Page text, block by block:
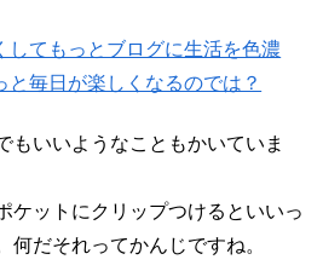
してもっとブログに生活を色濃
と毎日が楽しくなるのでは？
もいいようなこともかいていま
ケットにクリップつけるといいっ
何だそれってかんじですね。